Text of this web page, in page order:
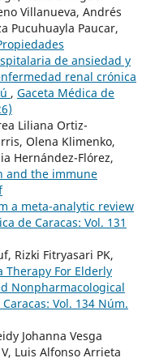
Villanueva, Andrés
Pucuhuayla Paucar,
de ansiedad y
renal crónica
, Gaceta Médica de
Liliana Ortiz-
Olena Klimenko,
Hernández-Flórez,
and the immune
a meta-analytic review
de Caracas: Vol. 131
Rizki Fitryasari PK,
Therapy For Elderly
Nonpharmacological
Vol. 134 Núm.
Johanna Vesga
Luis Alfonso Arrieta